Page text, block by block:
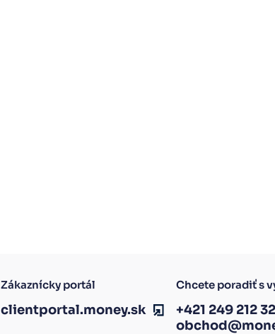
Zákaznícky portál
clientportal.money.sk
Chcete poradiť s
+421 249 212